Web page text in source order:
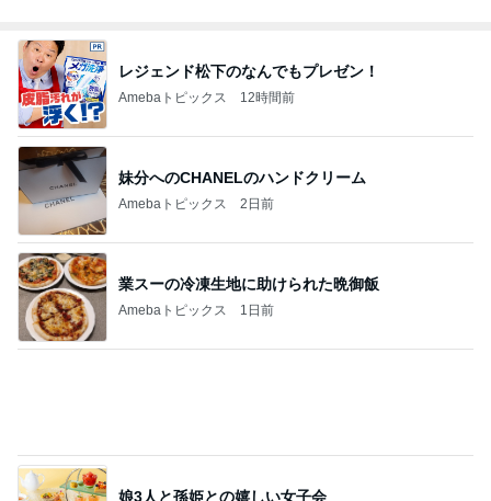
レジェンド松下のなんでもプレゼン！
Amebaトピックス 12時間前
妹分へのCHANELのハンドクリーム
Amebaトピックス 2日前
業スーの冷凍生地に助けられた晩御飯
Amebaトピックス 1日前
娘3人と孫姫との嬉しい女子会